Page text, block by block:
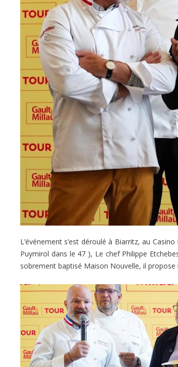
L’événement s’est déroulé à Biarritz, au
Puymirol dans le 47 ), Le chef Philippe
sobrement baptisé Maison Nouvelle, il propose